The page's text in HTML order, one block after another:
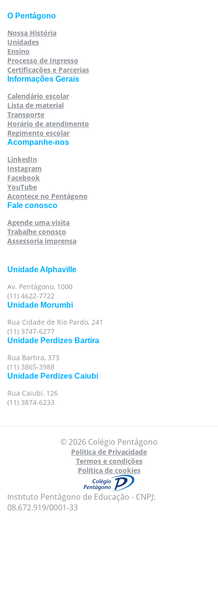
O Pentágono
Nossa História
Unidades
Ensino
Processo de Ingresso
Certificações e Parcerias
Informações Gerais
Calendário escolar
Lista de material
Transporte
Horário de atendimento
Regimento escolar
Acompanhe-nos
LinkedIn
Instagram
Facebook
YouTube
Acontece no Pentágono
Fale conosco
Agende uma visita
Trabalhe conosco
Assessoria imprensa
Unidade Alphaville
Av. Pentágono, 1000
(11) 4622-7722
Unidade Morumbi
Rua Cidade de Rio Pardo, 241
(11) 3747-6277
Unidade Perdizes Bartira
Rua Bartira, 373
(11) 3865-3988
Unidade Perdizes Caiubi
Rua Caiubi, 126
(11) 3874-6233
© 2026 Colégio Pentágono
Política de Privacidade
Termos e condições
Política de cookies
Instituto Pentágono de Educação - CNPJ:
08.672.919/0001-33